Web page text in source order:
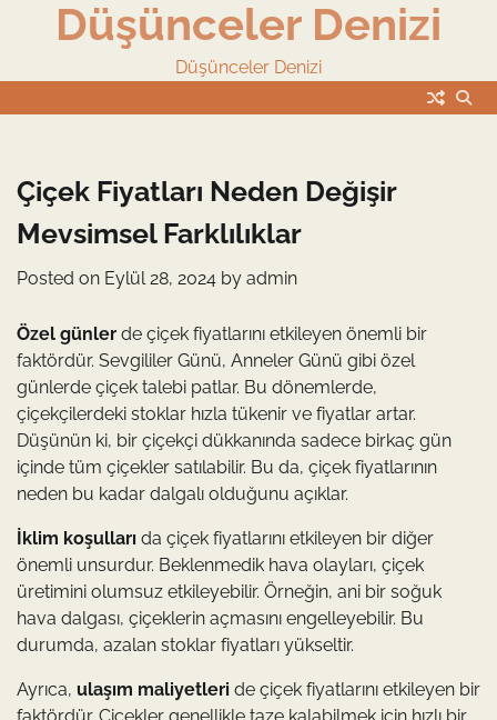
Düşünceler Denizi
Düşünceler Denizi
Çiçek Fiyatları Neden Değişir
Mevsimsel Farklılıklar
Posted on Eylül 28, 2024 by admin
Özel günler de çiçek fiyatlarını etkileyen önemli bir
faktördür. Sevgililer Günü, Anneler Günü gibi özel
günlerde çiçek talebi patlar. Bu dönemlerde,
çiçekçilerdeki stoklar hızla tükenir ve fiyatlar artar.
Düşünün ki, bir çiçekçi dükkanında sadece birkaç gün
içinde tüm çiçekler satılabilir. Bu da, çiçek fiyatlarının
neden bu kadar dalgalı olduğunu açıklar.
İklim koşulları da çiçek fiyatlarını etkileyen bir diğer
önemli unsurdur. Beklenmedik hava olayları, çiçek
üretimini olumsuz etkileyebilir. Örneğin, ani bir soğuk
hava dalgası, çiçeklerin açmasını engelleyebilir. Bu
durumda, azalan stoklar fiyatları yükseltir.
Ayrıca, ulaşım maliyetleri de çiçek fiyatlarını etkileyen bir